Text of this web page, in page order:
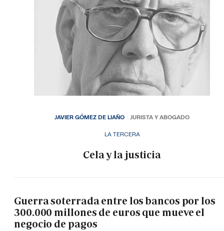
LA TERCERA
Cela y la justicia
JAVIER GÓMEZ DE LIAÑO JURISTA Y ABOGADO
Guerra soterrada entre los bancos por los
300.000 millones de euros que mueve el
negocio de pagos